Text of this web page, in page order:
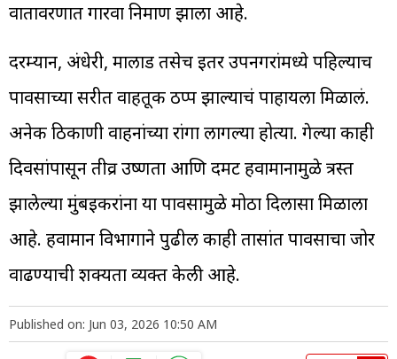
वातावरणात गारवा निर्माण झाला आहे.
दरम्यान, अंधेरी, मालाड तसेच इतर उपनगरांमध्ये पहिल्याच
पावसाच्या सरीत वाहतूक ठप्प झाल्याचं पाहायला मिळालं.
अनेक ठिकाणी वाहनांच्या रांगा लागल्या होत्या. गेल्या काही
दिवसांपासून तीव्र उष्णता आणि दमट हवामानामुळे त्रस्त
झालेल्या मुंबईकरांना या पावसामुळे मोठा दिलासा मिळाला
आहे. हवामान विभागाने पुढील काही तासांत पावसाचा जोर
वाढण्याची शक्यता व्यक्त केली आहे.
Published on: Jun 03, 2026 10:50 AM